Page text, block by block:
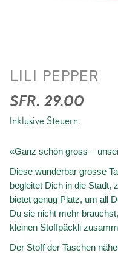
LILI PEPPER
SFR. 29.00
Inklusive Steuern.
«Ganz schön gross –
Diese wunderbar grosse
begleitet Dich in die Stadt,
bietet genug Platz, um all
Du sie nicht mehr
kleinen Stoffpäckli
Der Stoff der Taschen